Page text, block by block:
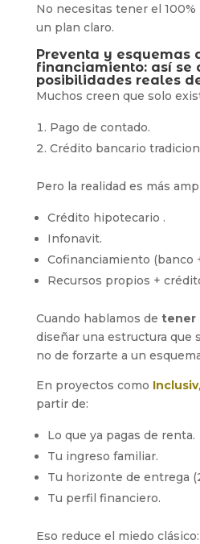
No necesitas tener el
un plan claro.
Preventa y esquemas
financiamiento: así se
posibilidades reales
Muchos creen que solo
Pago de contado.
Crédito bancario
Pero la realidad es más
Crédito hipotecario .
Infonavit.
Cofinanciamiento (banco
Recursos propios +
Cuando hablamos de tener
diseñar una estructura que
no de forzarte a un
En proyectos como Inclusiv
partir de:
Lo que ya pagas de renta.
Tu ingreso familiar.
Tu horizonte de entrega
Tu perfil financiero.
Eso reduce el miedo clásico: